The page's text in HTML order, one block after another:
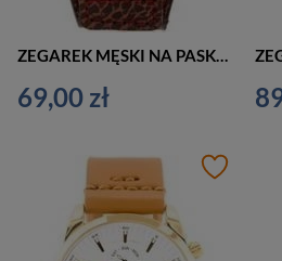
69,00 zł